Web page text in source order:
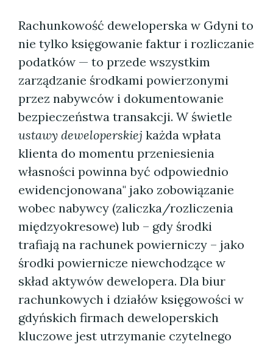
Rachunkowość deweloperska w Gdyni to
nie tylko księgowanie faktur i rozliczanie
podatków — to przede wszystkim
zarządzanie środkami powierzonymi
przez nabywców i dokumentowanie
bezpieczeństwa transakcji. W świetle
ustawy deweloperskiej każda wpłata
klienta do momentu przeniesienia
własności powinna być odpowiednio
ewidencjonowana" jako zobowiązanie
wobec nabywcy (zaliczka/rozliczenia
międzyokresowe) lub – gdy środki
trafiają na rachunek powierniczy – jako
środki powiernicze niewchodzące w
skład aktywów dewelopera. Dla biur
rachunkowych i działów księgowości w
gdyńskich firmach deweloperskich
kluczowe jest utrzymanie czytelnego